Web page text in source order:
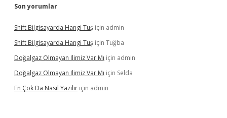
Son yorumlar
Shift Bilgisayarda Hangi Tuş için admin
Shift Bilgisayarda Hangi Tuş için Tuğba
Doğalgaz Olmayan Ilimiz Var Mı için admin
Doğalgaz Olmayan Ilimiz Var Mı için Selda
En Çok Da Nasıl Yazılır için admin